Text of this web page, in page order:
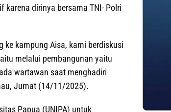
dirinya bersama TNI- Polri
ke kampung Aisa, kami berdiskusi
melalui pembangunan yaitu
wartawan saat menghadiri
Jumat (14/11/2025).
Papua (UNIPA) untuk